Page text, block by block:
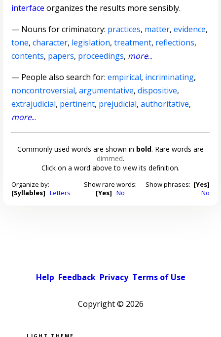
interface organizes the results more sensibly.
— Nouns for criminatory: practices, matter,evidence,
tone,character, legislation,treatment, reflections,
contents, papers, proceedings, more...
— People also search for:empirical, incriminating,
noncontroversial,argumentative,dispositive,
extrajudicial, pertinent, prejudicial,authoritative,
more...
Commonly used words are shown in bold. Rare words are
dimmed.
Click on a word above to view its definition.
Organize by:
[Syllables] Letters
Show rare words:
[Yes] No
Show phrases: [Yes]
No